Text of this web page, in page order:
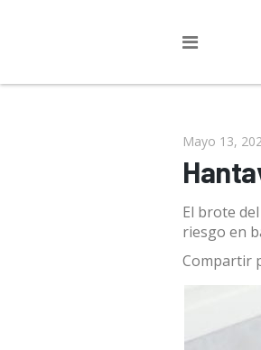
Mayo 13,
El brote
riesgo en
Compartir